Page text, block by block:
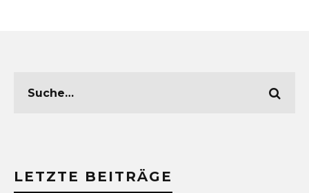
LETZTE BEITRÄGE